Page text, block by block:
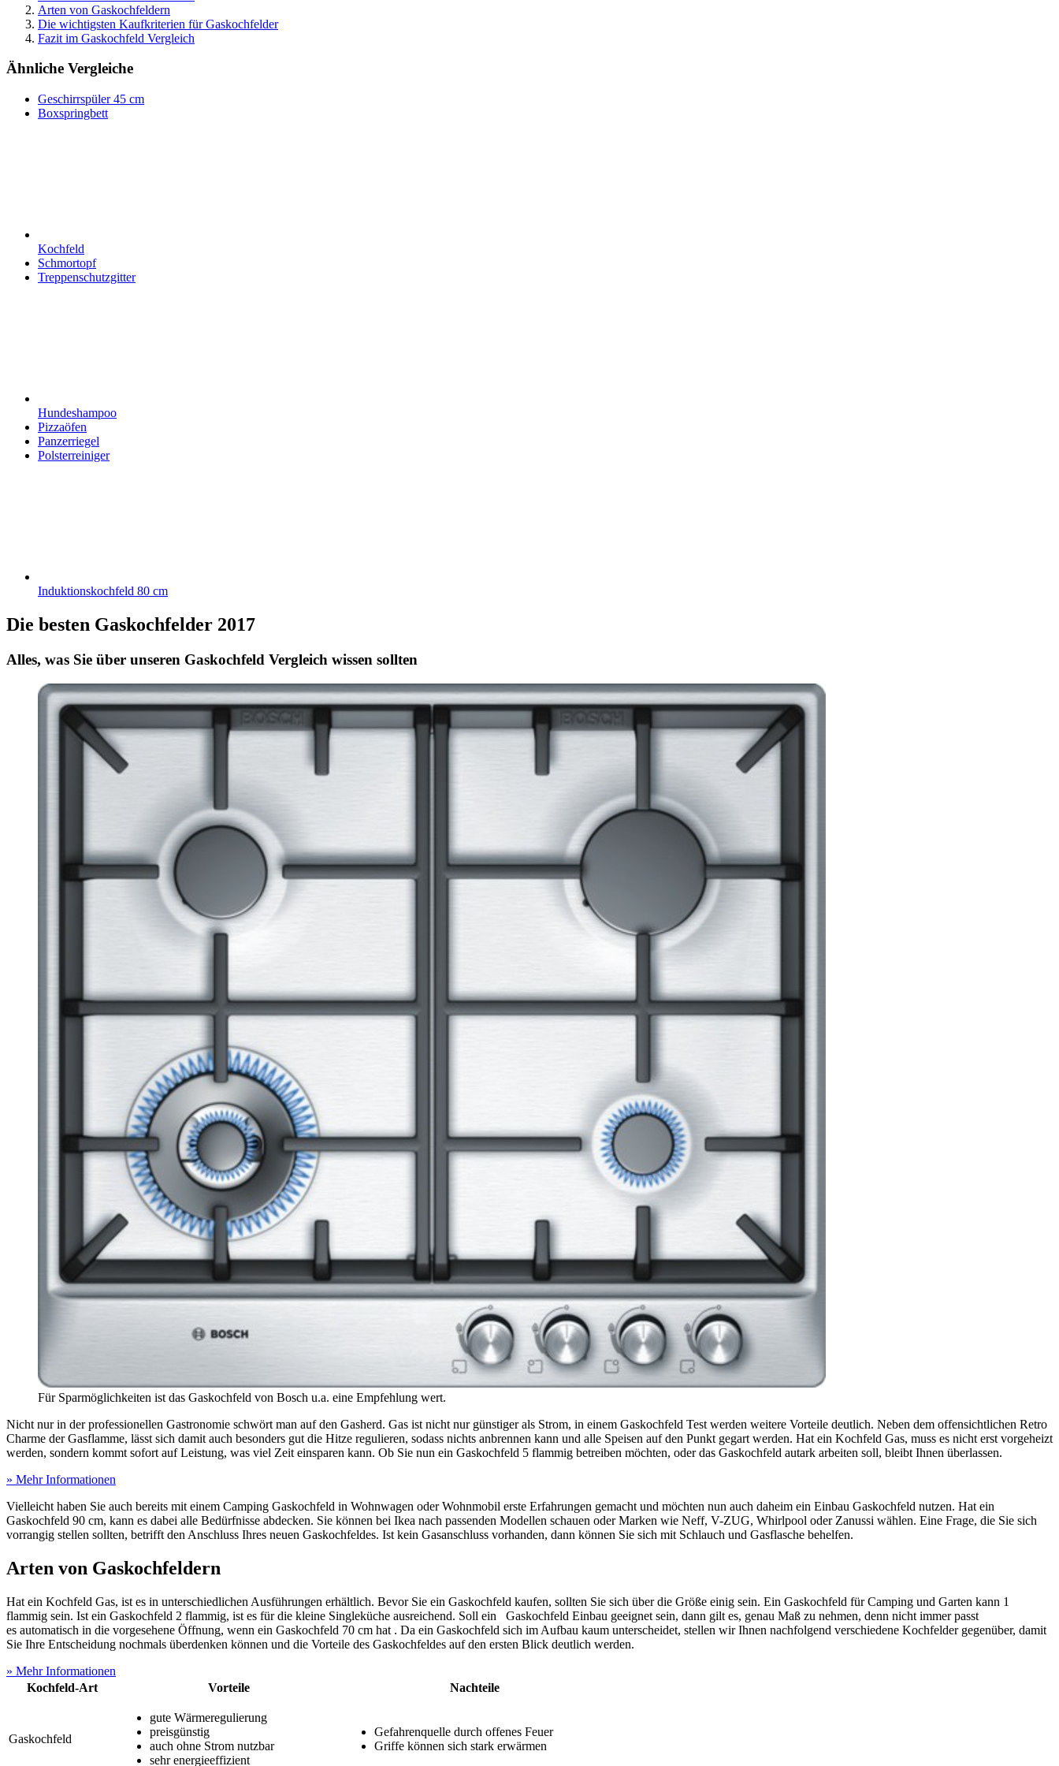
Arten von Gaskochfeldern
Die wichtigsten Kaufkriterien für Gaskochfelder
Fazit im Gaskochfeld Vergleich
Ähnliche Vergleiche
Geschirrspüler 45 cm
Boxspringbett
Kochfeld
Schmortopf
Treppenschutzgitter
Hundeshampoo
Pizzaöfen
Panzerriegel
Polsterreiniger
Induktionskochfeld 80 cm
Die besten Gaskochfelder 2017
Alles, was Sie über unseren Gaskochfeld Vergleich wissen sollten
Für Sparmöglichkeiten ist das Gaskochfeld von Bosch u.a. eine Empfehlung wert.
Nicht nur in der professionellen Gastronomie schwört man auf den Gasherd. Gas ist nicht nur günstiger als Strom, in einem Gaskochfeld Test werden weitere Vorteile deutlich. Neben dem offensichtlichen Retro
Charme der Gasflamme, lässt sich damit auch besonders gut die Hitze regulieren, sodass nichts anbrennen kann und alle Speisen auf den Punkt gegart werden. Hat ein Kochfeld Gas, muss es nicht erst vorgeheizt
werden, sondern kommt sofort auf Leistung, was viel Zeit einsparen kann. Ob Sie nun ein Gaskochfeld 5 flammig betreiben möchten, oder das Gaskochfeld autark arbeiten soll, bleibt Ihnen überlassen.
» Mehr Informationen
Vielleicht haben Sie auch bereits mit einem Camping Gaskochfeld in Wohnwagen oder Wohnmobil erste Erfahrungen gemacht und möchten nun auch daheim ein Einbau Gaskochfeld nutzen. Hat ein
Gaskochfeld 90 cm, kann es dabei alle Bedürfnisse abdecken. Sie können bei Ikea nach passenden Modellen schauen oder Marken wie Neff, V-ZUG, Whirlpool oder Zanussi wählen. Eine Frage, die Sie sich
vorrangig stellen sollten, betrifft den Anschluss Ihres neuen Gaskochfeldes. Ist kein Gasanschluss vorhanden, dann können Sie sich mit Schlauch und Gasflasche behelfen.
Arten von Gaskochfeldern
Hat ein Kochfeld Gas, ist es in unterschiedlichen Ausführungen erhältlich. Bevor Sie ein Gaskochfeld kaufen, sollten Sie sich über die Größe einig sein. Ein Gaskochfeld für Camping und Garten kann 1
flammig sein. Ist ein Gaskochfeld 2 flammig, ist es für die kleine Singleküche ausreichend. Soll ein Gaskochfeld Einbau geeignet sein, dann gilt es, genau Maß zu nehmen, denn nicht immer passt
es automatisch in die vorgesehene Öffnung, wenn ein Gaskochfeld 70 cm hat . Da ein Gaskochfeld sich im Aufbau kaum unterscheidet, stellen wir Ihnen nachfolgend verschiedene Kochfelder gegenüber, damit
Sie Ihre Entscheidung nochmals überdenken können und die Vorteile des Gaskochfeldes auf den ersten Blick deutlich werden.
» Mehr Informationen
Kochfeld-Art
Vorteile Nachteile
Gaskochfeld
gute Wärmeregulierung
preisgünstig
auch ohne Strom nutzbar
sehr energieeffizient
Gefahrenquelle durch offenes Feuer
Griffe können sich stark erwärmen